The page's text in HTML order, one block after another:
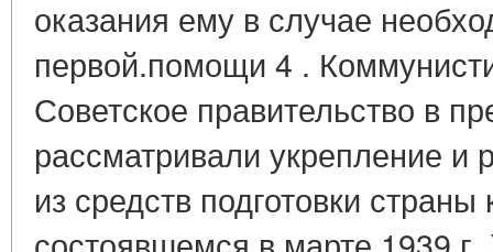
оказания ему в случае
первой.помощи 4 .
Советское правительство в
рассматривали укрепление
из средств подготовки